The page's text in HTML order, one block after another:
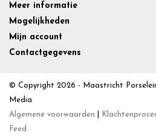
Meer informatie
Mogelijkheden
Mijn account
Contactgegevens
© Copyright 2026 - Maastricht
Media
Algemene voorwaarden
Feed